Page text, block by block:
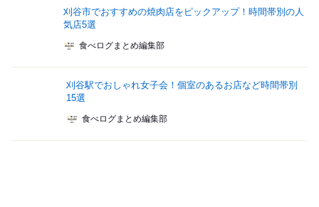
刈谷市でおすすめの焼肉店をピックアップ！時間帯別の人
気店5選
食べログまとめ編集部
刈谷駅でおしゃれ女子会！個室のあるお店など時間帯別
15選
食べログまとめ編集部